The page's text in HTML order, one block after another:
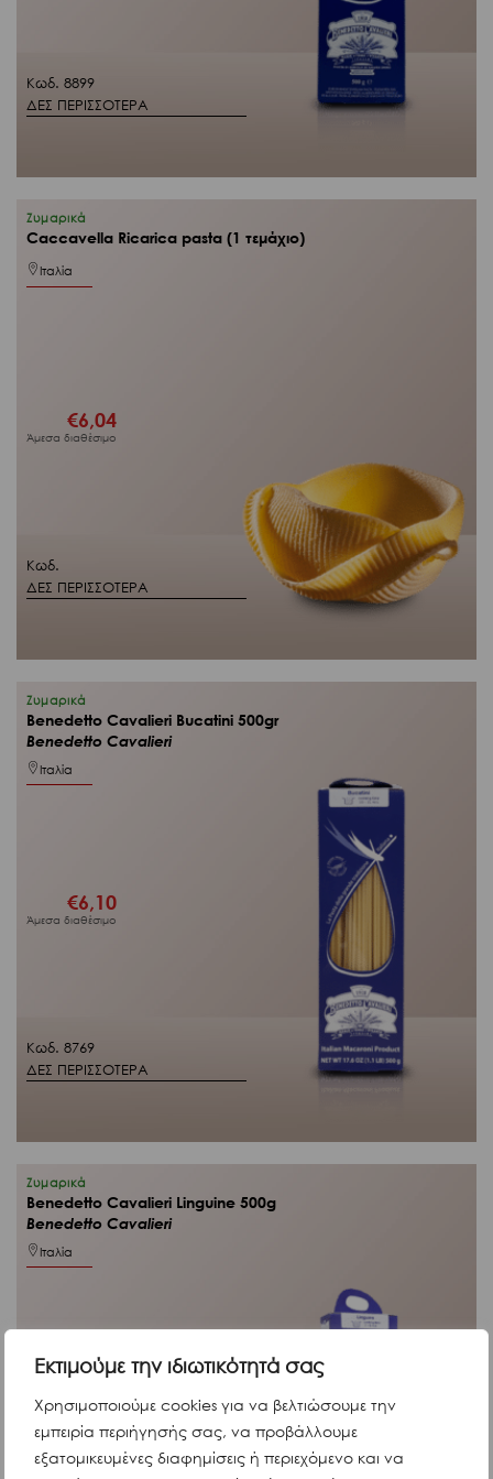
Εκτιμούμε την ιδιωτικότητά σας
Χρησιμοποιούμε cookies για να βελτιώσουμε την
εμπειρία περιήγησής σας, να προβάλλουμε
εξατομικευμένες διαφημίσεις ή περιεχόμενο και να
Κωδ. 8899
ΔΕΣ ΠΕΡΙΣΣΟΤΕΡΑ
Κωδ.
ΔΕΣ ΠΕΡΙΣΣΟΤΕΡΑ
Ζυμαρικά
Caccavella Ricarica pasta (1 τεμάχιο)
Ιταλία
€6,04
Άμεσα διαθέσιμο
Κωδ. 8769
ΔΕΣ ΠΕΡΙΣΣΟΤΕΡΑ
Ζυμαρικά
Benedetto Cavalieri Bucatini 500gr
Benedetto Cavalieri
Ιταλία
€6,10
Άμεσα διαθέσιμο
Ζυμαρικά
Benedetto Cavalieri Linguine 500g
Benedetto Cavalieri
Ιταλία
€ 6,22
Άμεσα διαθέσιμο